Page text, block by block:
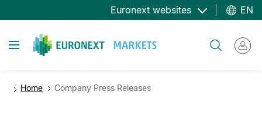
to
content
Euronext websites EN
Toggle navigation
Home Company Press Releases